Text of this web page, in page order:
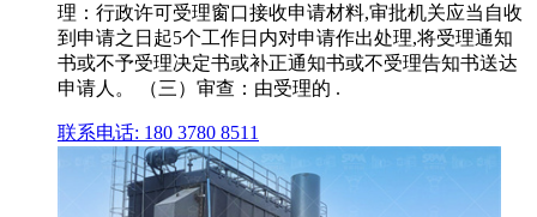
理：行政许可受理窗口接收申请材料,审批机关应当自收
到申请之日起5个工作日内对申请作出处理,将受理通知
书或不予受理决定书或补正通知书或不受理告知书送达
申请人。 （三）审查：由受理的 .
联系电话: 180 3780 8511